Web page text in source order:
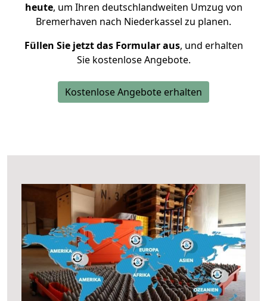
heute, um Ihren deutschlandweiten Umzug von
Bremerhaven nach Niederkassel zu planen.
Füllen Sie jetzt das Formular aus, und erhalten
Sie kostenlose Angebote.
Kostenlose Angebote erhalten